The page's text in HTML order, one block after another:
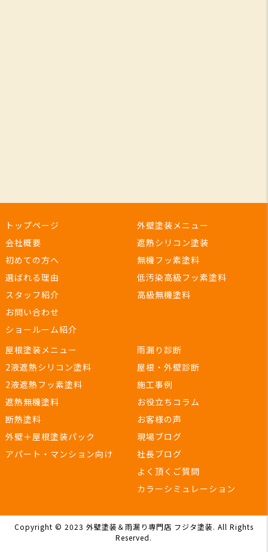
トップページ
会社概要
初めての方へ
選ばれる理由
スタッフ紹介
お問い合わせ
ショールーム紹介
外壁塗装メニュー
遮熱シリコン塗装
無機フッ素塗料
低汚染高級フッ素塗料
高級無機塗料
屋根塗装メニュー
2液遮熱シリコン塗料
2液遮熱フッ素塗料
遮熱無機塗料
断熱塗料
外壁＋屋根塗装パック
アパート・マンション向け
雨漏り診断
屋根・外壁診断
施工事例
お役立ちコラム
お客様の声
現場ブログ
社長ブログ
よく頂くご質問
カラーシミュレーション
Copyright © 2023 外壁塗装＆雨漏り専門店 フジタ塗装. All Rights
Reserved.